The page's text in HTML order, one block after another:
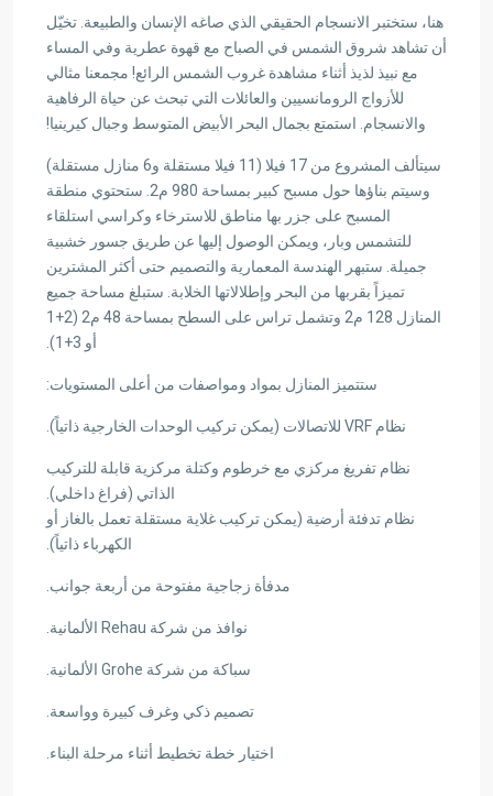
هنا، ستختبر الانسجام الحقيقي الذي صاغه الإنسان والطبيعة. تخيّل
أن تشاهد شروق الشمس في الصباح مع قهوة عطرية وفي المساء
مع نبيذ لذيذ أثناء مشاهدة غروب الشمس الرائع! مجمعنا مثالي
للأزواج الرومانسيين والعائلات التي تبحث عن حياة الرفاهية
والانسجام. استمتع بجمال البحر الأبيض المتوسط وجبال كيرينيا!
سيتألف المشروع من 17 فيلا (11 فيلا مستقلة و6 منازل مستقلة)
وسيتم بناؤها حول مسبح كبير بمساحة 980 م2. ستحتوي منطقة
المسبح على جزر بها مناطق للاسترخاء وكراسي استلقاء
للتشمس وبار، ويمكن الوصول إليها عن طريق جسور خشبية
جميلة. ستبهر الهندسة المعمارية والتصميم حتى أكثر المشترين
تميزاً بقربها من البحر وإطلالاتها الخلابة. ستبلغ مساحة جميع
المنازل 128 م2 وتشمل تراس على السطح بمساحة 48 م2 (2+1
أو 3+1).
ستتميز المنازل بمواد ومواصفات من أعلى المستويات:
نظام VRF للاتصالات (يمكن تركيب الوحدات الخارجية ذاتياً).
نظام تفريغ مركزي مع خرطوم وكتلة مركزية قابلة للتركيب
الذاتي (فراغ داخلي).
نظام تدفئة أرضية (يمكن تركيب غلاية مستقلة تعمل بالغاز أو
الكهرباء ذاتياً).
مدفأة زجاجية مفتوحة من أربعة جوانب.
نوافذ من شركة Rehau الألمانية.
سباكة من شركة Grohe الألمانية.
تصميم ذكي وغرف كبيرة وواسعة.
اختيار خطة تخطيط أثناء مرحلة البناء.